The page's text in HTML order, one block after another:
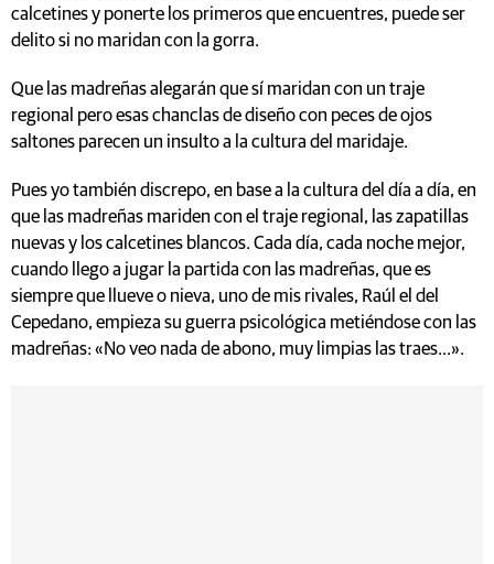
calcetines y ponerte los primeros que encuentres, puede ser
delito si no maridan con la gorra.
Que las madreñas alegarán que sí maridan con un traje
regional pero esas chanclas de diseño con peces de ojos
saltones parecen un insulto a la cultura del maridaje.
Pues yo también discrepo, en base a la cultura del día a día, en
que las madreñas mariden con el traje regional, las zapatillas
nuevas y los calcetines blancos. Cada día, cada noche mejor,
cuando llego a jugar la partida con las madreñas, que es
siempre que llueve o nieva, uno de mis rivales, Raúl el del
Cepedano, empieza su guerra psicológica metiéndose con las
madreñas: «No veo nada de abono, muy limpias las traes...».